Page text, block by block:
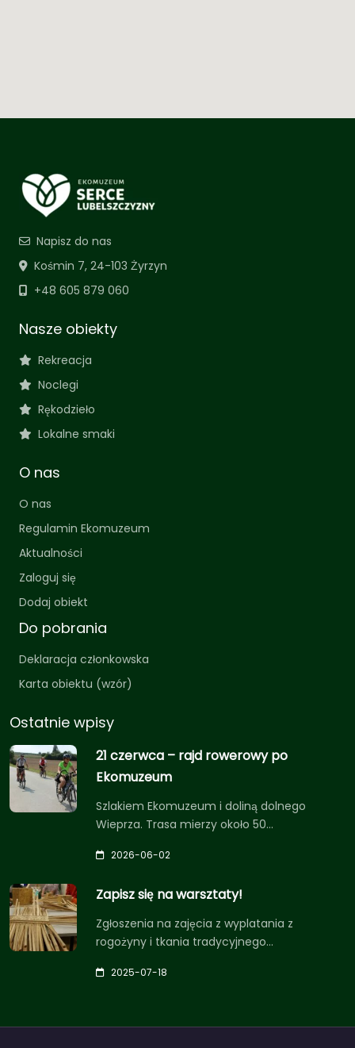
Napisz do nas
Kośmin 7, 24-103 Żyrzyn
+48 605 879 060
Nasze obiekty
Rekreacja
Noclegi
Rękodzieło
Lokalne smaki
O nas
O nas
Regulamin Ekomuzeum
Aktualności
Zaloguj się
Dodaj obiekt
Do pobrania
Deklaracja członkowska
Karta obiektu (wzór)
Ostatnie wpisy
21 czerwca – rajd rowerowy po
Ekomuzeum
Szlakiem Ekomuzeum i doliną dolnego
Wieprza. Trasa mierzy około 50…
2026-06-02
Zapisz się na warsztaty!
Zgłoszenia na zajęcia z wyplatania z
rogożyny i tkania tradycyjnego…
2025-07-18